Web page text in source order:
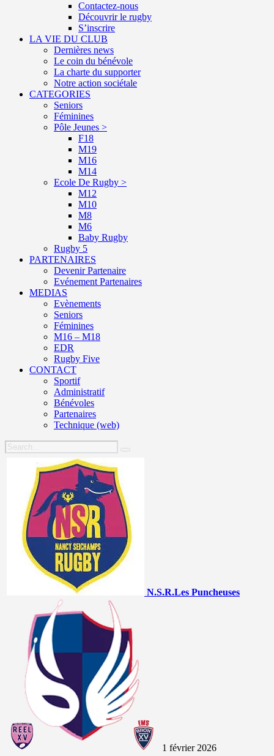
Contactez-nous
Découvrir le rugby
S’inscrire
LA VIE DU CLUB
Dernières news
Le coin du bénévole
La charte du supporter
Notre action sociétale
CATEGORIES
Seniors
Féminines
Pôle Jeunes >
F18
M19
M16
M14
Ecole De Rugby >
M12
M10
M8
M6
Baby Rugby
Rugby 5
PARTENAIRES
Devenir Partenaire
Evénement Partenaires
MEDIAS
Evènements
Seniors
Féminines
M16 – M18
EDR
Rugby Five
CONTACT
Sportif
Administratif
Bénévoles
Partenaires
Technique (web)
N.S.R.Les Puncheuses
1 février 2026